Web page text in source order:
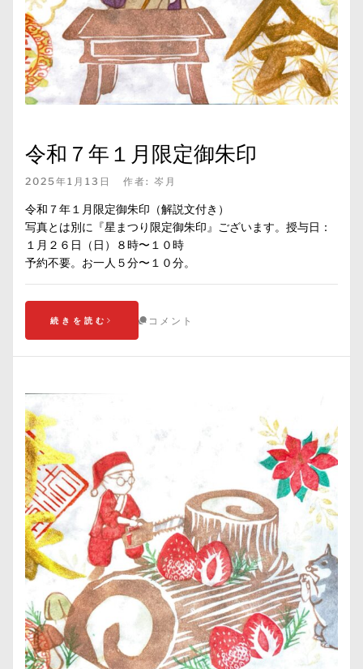
令和７年１月限定御朱印
2025年1月13日 作者: 岑月
令和７年１月限定御朱印（解説文付き）
写真とは別に『星まつり限定御朱印』ございます。授与日：
１月２６日（日）８時〜１０時
予約不要。お一人５分〜１０分。
続きを読む コメント